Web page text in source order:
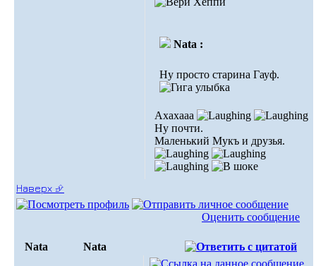
Nata :
Ну просто старина Гауф.
Ахахааа
Ну почти.
Маленький Мукъ и друзья.
Наверх ⮵
Оценить сообщение
Nata Nata